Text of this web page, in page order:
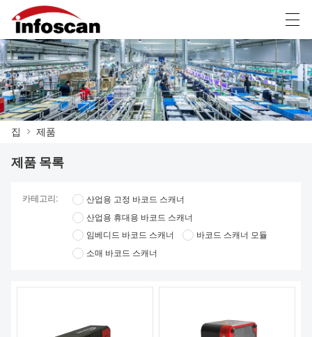
집
제품
소식
회사 소개
العربية 中文 Deutsch Ελληνική γλώσσα
집 > 제품
제품 목록
카테고리:
산업용 고정 바코드 스캐너
산업용 휴대용 바코드 스캐너
임베디드 바코드 스캐너
바코드 스캐너 모듈
소매 바코드 스캐너